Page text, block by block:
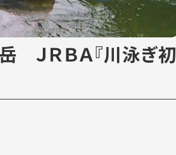
ＪＲＢＡ『川泳ぎ初